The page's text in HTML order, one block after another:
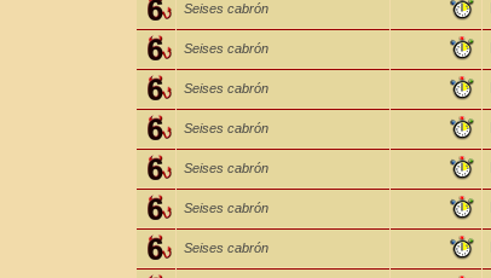
Seises cabrón
Seises cabrón
Seises cabrón
Seises cabrón
Seises cabrón
Seises cabrón
Seises cabrón